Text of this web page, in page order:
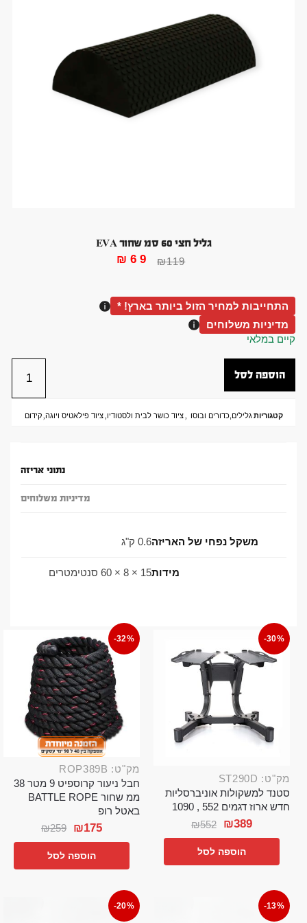
גליל חצי 60 סמ שחור EVA
₪119
₪69
התחייבות למחיר הזול ביותר בארץ! *
מדיניות משלוחים
קיים במלאי
הוספה לסל
קטגוריות גלילים,כדורים ובוסו ,ציוד כושר לבית ולסטודיו,ציוד פילאטיס ויוגה,קידום
נתוני אריזה
מדיניות משלוחים
משקל נפחי של האריזה0.6 ק"ג
מידות15 × 8 × 60 סנטימטרים
-30%
מק"ט: ST290D
סטנד למשקולות אוניברסליות
חדש ארוז דגמים 552 , 1090
₪552 ₪389
הוספה לסל
-32%
מק"ט: ROP389B
חבל ניעור קרוספיט 9 מטר 38
ממ שחור BATTLE ROPE
באטל רופ
₪259 ₪175
הוספה לסל
-13%
-20%